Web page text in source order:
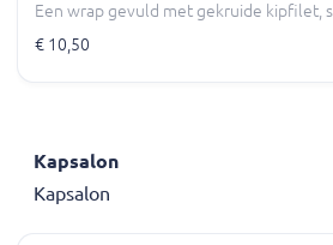
Een wrap gevuld met gekruide kipfilet,
€ 10,50
Kapsalon
Kapsalon